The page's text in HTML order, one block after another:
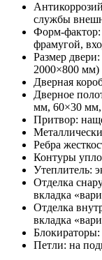
службы
Форм-фактор:
фрамугой,
Размер двери:
2000×800 мм)
Дверная
Дверное
мм, 60×30
Притвор:
Ребра
Контуры
Утеплитель:
Отделка
вкладка
Отделка
вкладка
Блокираторы:
Петли: на